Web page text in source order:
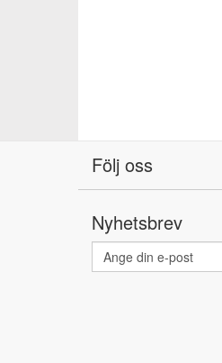
Följ oss
Nyhetsbrev